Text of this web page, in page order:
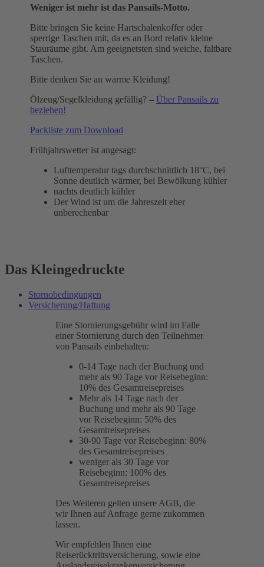
Weniger ist mehr ist das Pansails-Motto.
Bitte bringen Sie keine Hartschalenkoffer oder
sperrige Taschen mit, da es an Bord relativ kleine
Stauräume gibt. Am geeignetsten sind weiche, faltbare
Taschen.
Bitte denken Sie an warme Kleidung!
Ölzeug/Segelkleidung gefällig? –Über Pansails zu
beziehen!
Packliste zum Download
Frühjahrswetter ist angesagt:
Lufttemperatur tags durchschnittlich 18°C, bei
Sonne deutlich wärmer, bei Bewölkung kühler
nachts deutlich kühler
Der Wind ist um die Jahreszeit eher
unberechenbar
Das Kleingedruckte
Stornobedingungen
Versicherung/Haftung
Eine Stornierungsgebühr wird im Falle
einer Stornierung durch den Teilnehmer
von Pansails einbehalten:
0-14 Tage nach der Buchung und
mehr als 90 Tage vor Reisebeginn:
10% des Gesamtreisepreises
Mehr als 14 Tage nach der
Buchung und mehr als 90 Tage
vor Reisebeginn: 50% des
Gesamtreisepreises
30-90 Tage vor Reisebeginn: 80%
des Gesamtreisepreises
weniger als 30 Tage vor
Reisebeginn: 100% des
Gesamtreisepreises
Des Weiteren gelten unsere AGB, die
wir Ihnen auf Anfrage gerne zukommen
lassen.
Wir empfehlen Ihnen eine
Reiserücktrittsversicherung, sowie eine